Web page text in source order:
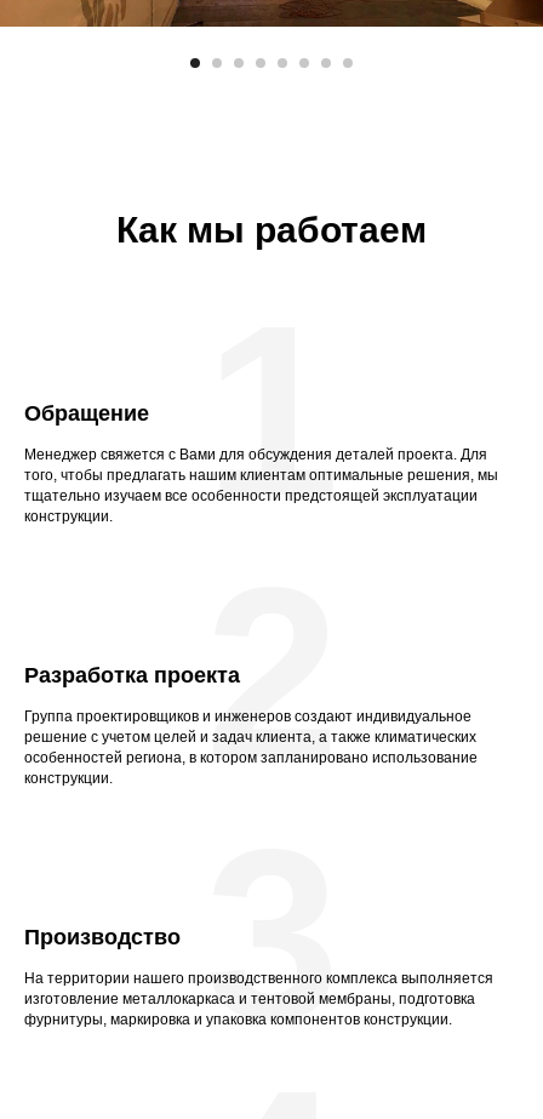
Как мы работаем
Обращение
Менеджер свяжется с Вами для обсуждения деталей проекта. Для
того, чтобы предлагать нашим клиентам оптимальные решения, мы
тщательно изучаем все особенности предстоящей эксплуатации
конструкции.
1
Разработка проекта
Группа проектировщиков и инженеров создают индивидуальное
решение с учетом целей и задач клиента, а также климатических
особенностей региона, в котором запланировано использование
конструкции.
2
Производство
На территории нашего производственного комплекса выполняется
изготовление металлокаркаса и тентовой мембраны, подготовка
фурнитуры, маркировка и упаковка компонентов конструкции.
3